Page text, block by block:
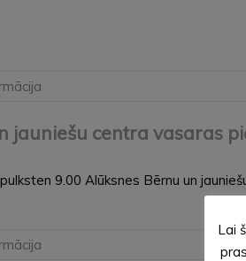
jauniešu centra vasaras
9.00 Alūksnes Bērnu un
Lai